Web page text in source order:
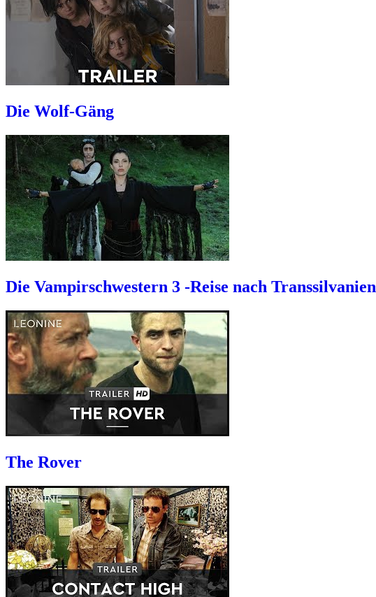
Die Wolf-Gäng
Die Vampirschwestern 3 -Reise nach Transsilvanien
The Rover